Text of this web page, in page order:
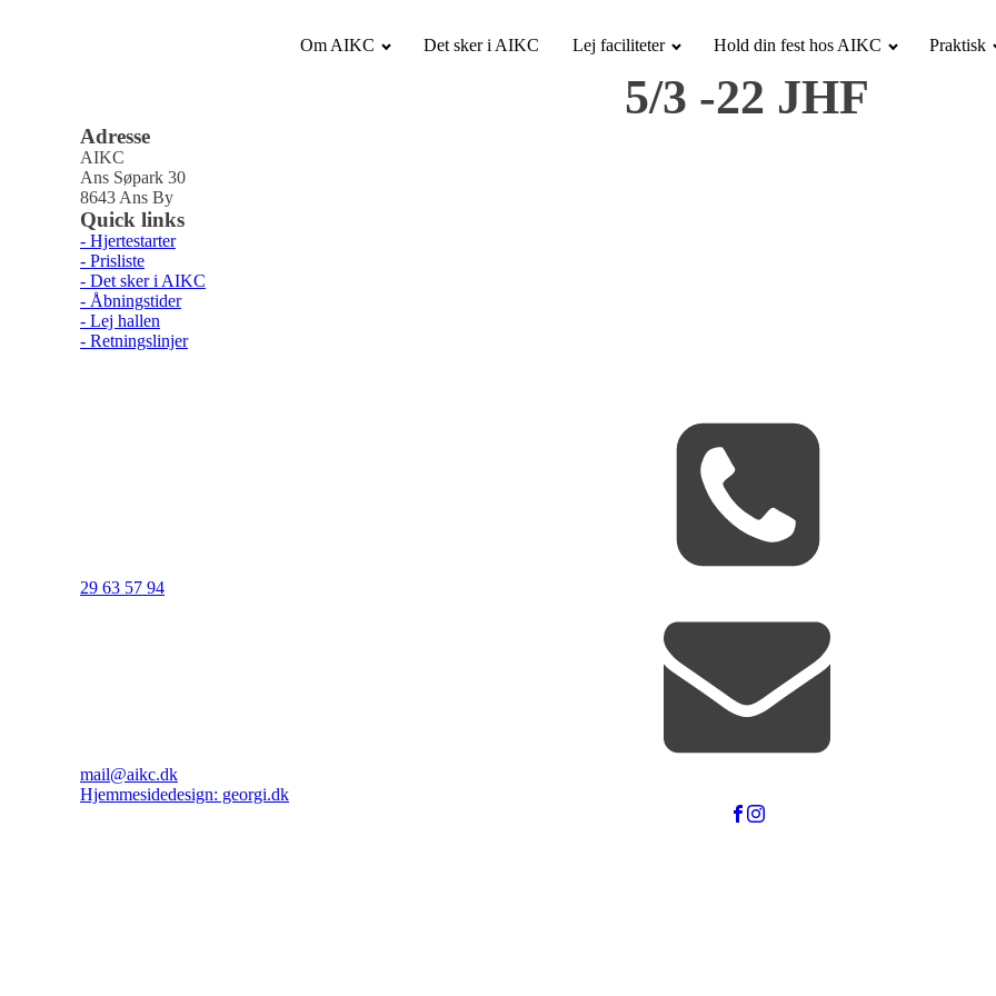
Om AIKC Det sker i AIKC Lej faciliteter Hold din fest hos AIKC Praktisk
5/3 -22 JHF
Adresse
AIKC
Ans Søpark 30
8643 Ans By
Quick links
- Hjertestarter
- Prisliste
- Det sker i AIKC
- Åbningstider
- Lej hallen
- Retningslinjer
29 63 57 94
mail@aikc.dk
Hjemmesidedesign: georgi.dk